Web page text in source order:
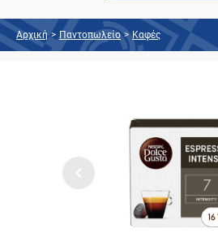
Αρχική > Παντοπωλείο > Καφές